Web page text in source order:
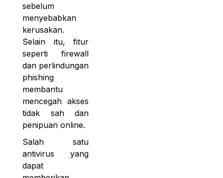
sebelum
menyebabkan
kerusakan.
Selain itu, fitur
seperti firewall
dan perlindungan
phishing
membantu
mencegah akses
tidak sah dan
penipuan online.
Salah satu
antivirus yang
dapat